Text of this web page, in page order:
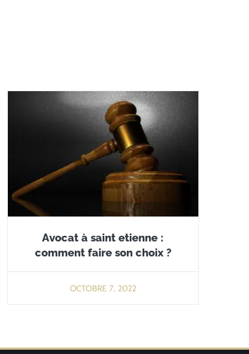
Avocat à saint etienne :
comment faire son choix ?
OCTOBRE 7, 2022